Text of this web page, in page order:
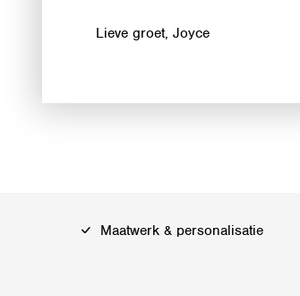
Lieve groet, Joyce
Maatwerk & personalisatie